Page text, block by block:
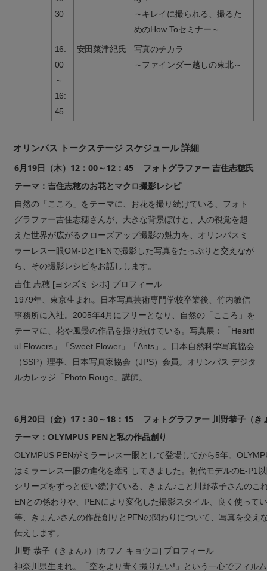
30
～キレイに撮られる、撮るた
めのHow Toセミナー～
16:
00
～
16:
45
安田菜津紀氏
写真のチカラ
～ファインダー越しの東北～
オリンパス トークステージ スケジュール 詳細
6月19日（木）12：00～12：45 フォトグラファー 吉住志穂氏
テーマ：吉住志穂のお花とマクロ撮影レシピ
自然の「こころ」をテーマに、お花を撮り続けている、フォト
グラファー吉住志穂さんが、大きな背景ぼけと、人の視覚を超
えた世界が広がるクローズアップ撮影の魅力を、オリンパスミ
ラーレス一眼OM-DとPENで撮影した写真をたっぷりと交えなが
ら、その撮影レシピをお話しします。
吉住 志穂 [ヨシズミ シホ] プロフィール
1979年、東京生まれ。日本写真芸術専門学校卒業後、竹内敏信
事務所に入社。2005年4月にフリーとなり、自然の「こころ」を
テーマに、花や風景の作品を撮り続けている。写真展：「Heartf
ul Flowers」「Sweet Flower」「Ants」。日本自然科学写真協会
（SSP）理事、日本写真家協会（JPS）会員。オリンパス デジタ
ルカレッジ「Photo Rouge」講師。
6月20日（金）17：30～18：15 フォトグラファー 川野恭子（き
テーマ：OLYMPUS PENと私の作品創り
OLYMPUS PENがミラーレス一眼として登場してから5年。
はミラーレス一眼の進化を牽引してきました。初代モデルのE-P1
シリーズをずっと使い続けている、きょん♪こと川野恭子さんのこ
ENとの係わりや、PENにより変化した撮影スタイル、良く使って
等、きょん♪さんの作品創りとPENの関わりについて、写真を交え
伝えします。
川野 恭子（きょん♪）[カワノ キョウコ] プロフィール
神奈川県生まれ。「空をより青く撮りたい!」という一心でフィル